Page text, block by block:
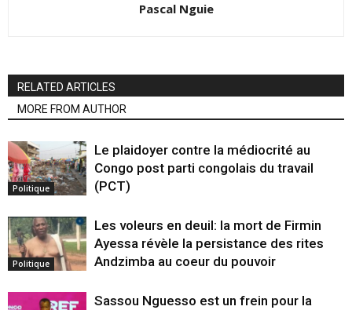
Pascal Nguie
RELATED ARTICLES
MORE FROM AUTHOR
Politique
Le plaidoyer contre la médiocrité au
Congo post parti congolais du travail
(PCT)
Politique
Les voleurs en deuil: la mort de Firmin
Ayessa révèle la persistance des rites
Andzimba au coeur du pouvoir
Sassou Nguesso est un frein pour la